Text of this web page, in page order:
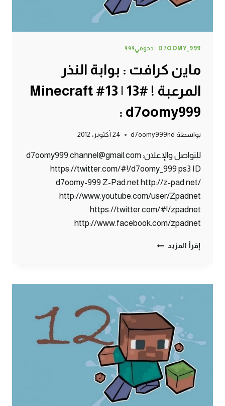
D7OOMY_999 | دحومي٩٩٩
ماين كرافت : بوابة النذر
المرعبة ! #13 | 13# Minecraft
: d7oomy999
بواسطة d7oomy999hd 24 أكتوبر، 2012
للتواصل والإعلان: d7oomy999.channel@gmail.com
https://twitter.com/#!/d7oomy_999 ps3 ID
d7oomy-999 Z-Pad.net http://z-pad.net/
http://www.youtube.com/user/Zpadnet
https://twitter.com/#!/zpadnet
http://www.facebook.com/zpadnet
إقرأ المزيد ماين
النذر
المرعبة
#13
|
13#
MINECRAFT
:
D7OOMY999